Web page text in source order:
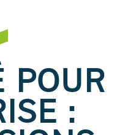
POUR
: